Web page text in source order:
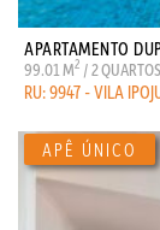
APARTAMENTO
99.01 M2 / 2
RU: 9947 - VILA